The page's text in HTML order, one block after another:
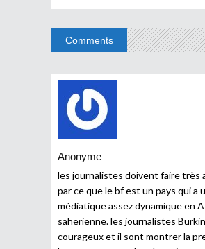
Comments
Anonyme
les journalistes doivent faire très
par ce que le bf est un pays qui a
médiatique assez dynamique en
saherienne. les journalistes
courageux et il sont montrer la